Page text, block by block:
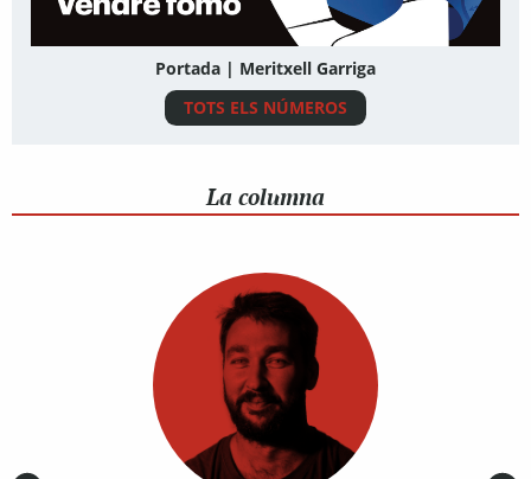
Portada | Meritxell Garriga
TOTS ELS NÚMEROS
La columna